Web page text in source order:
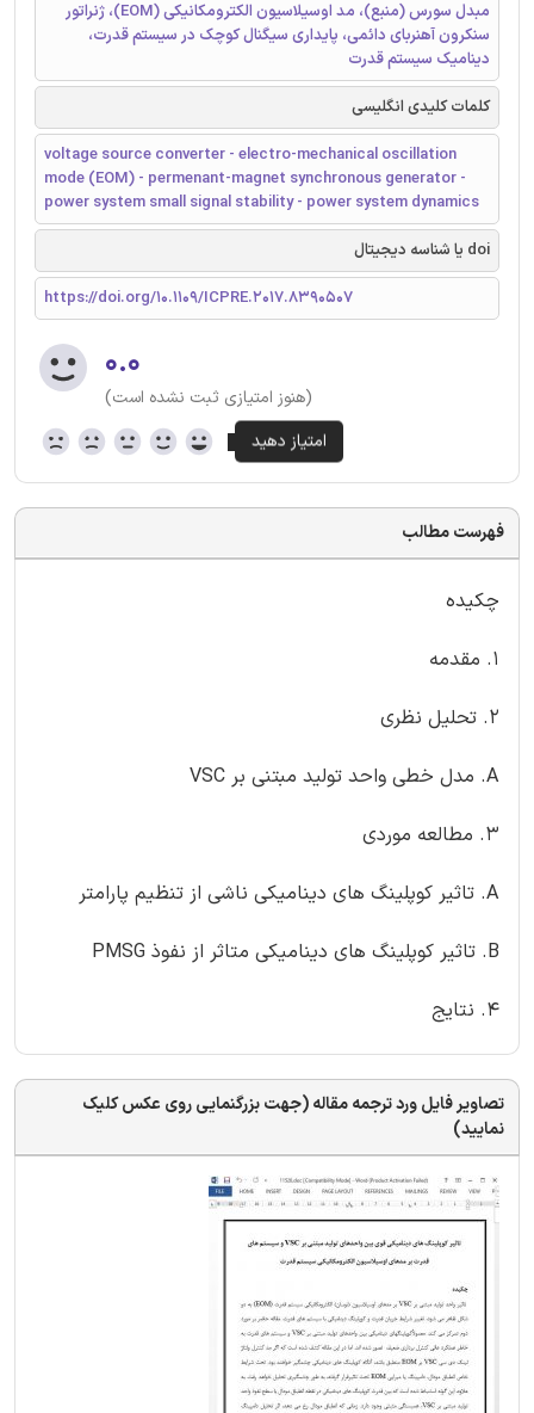
مبدل سورس (منبع)، مد اوسیلاسیون الکترومکانیکی (EOM)، ژنراتور
سنکرون آهنربای دائمی، پایداری سیگنال کوچک در سیستم قدرت،
دینامیک سیستم قدرت
کلمات کلیدی انگلیسی
voltage source converter - electro-mechanical oscillation
mode (EOM) - permenant-magnet synchronous generator -
power system small signal stability - power system dynamics
doi یا شناسه دیجیتال
https://doi.org/10.1109/ICPRE.2017.8390507
۰.۰
(هنوز امتیازی ثبت نشده است)
فهرست مطالب
چکیده
1. مقدمه
2. تحلیل نظری
A. مدل خطی واحد تولید مبتنی بر VSC
3. مطالعه موردی
A. تاثیر کوپلینگ های دینامیکی ناشی از تنظیم پارامتر
B. تاثیر کوپلینگ های دینامیکی متاثر از نفوذ PMSG
4. نتایج
تصاویر فایل ورد ترجمه مقاله (جهت بزرگنمایی روی عکس کلیک
نمایید)